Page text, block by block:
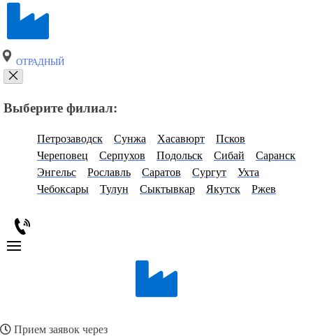
ОТРАДНЫЙ
Выберите филиал:
Петрозаводск Сунжа Хасавюрт
Псков
Череповец
Серпухов Подольск Сибай
Саранск
Энгельс
Рославль Саратов Сургут
Ухта
Чебоксары
Тулун Сыктывкар Якутск Ржев
Прием заявок через